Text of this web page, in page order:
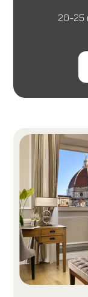
20-25